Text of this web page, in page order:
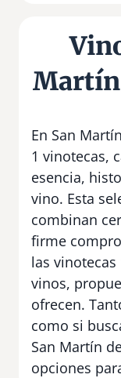
Martín
En San
1 vinotecas,
esencia,
vino. Esta
combinan
firme
las
vinos,
ofrecen.
como si
San Martín
opciones